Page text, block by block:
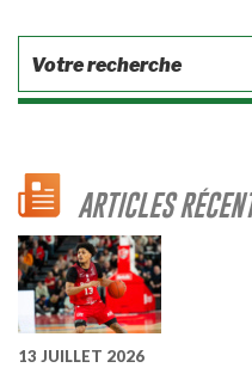
ARTICLES
13 JUILLET 2026